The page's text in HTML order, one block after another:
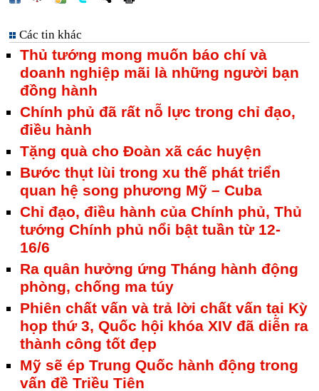
Các tin khác
Thủ tướng mong muốn báo chí và
doanh nghiệp mãi là những người bạn
đồng hành
Chính phủ đã rất nỗ lực trong chỉ đạo,
điều hành
Tặng quà cho Đoàn xã các huyện
Bước thụt lùi trong xu thế phát triển
quan hệ song phương Mỹ – Cuba
Chỉ đạo, điều hành của Chính phủ, Thủ
tướng Chính phủ nổi bật tuần từ 12-
16/6
Ra quân hưởng ứng Tháng hành động
phòng, chống ma túy
Phiên chất vấn và trả lời chất vấn tại Kỳ
họp thứ 3, Quốc hội khóa XIV đã diễn ra
thành công tốt đẹp
Mỹ sẽ ép Trung Quốc hành động trong
vấn đề Triều Tiên